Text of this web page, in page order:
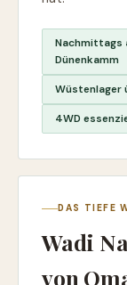
Nachmittags
Dünenkamm
Wüstenlager
4WD
DAS TIEFE
Wadi
von